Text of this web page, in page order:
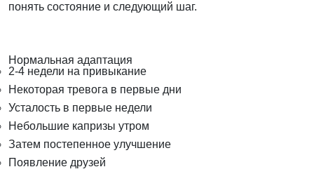
понять состояние и следующий шаг.
Нормальная адаптация
2-4 недели на привыкание
Некоторая тревога в первые дни
Усталость в первые недели
Небольшие капризы утром
Затем постепенное улучшение
Появление друзей